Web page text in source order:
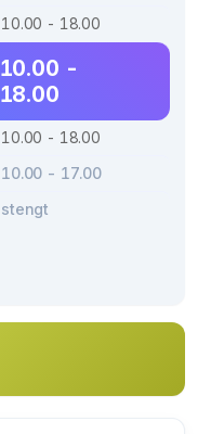
10.00 - 18.00
10.00 -
18.00
10.00 - 18.00
10.00 - 17.00
stengt